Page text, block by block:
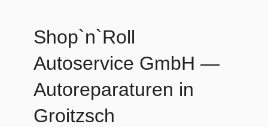
Shop`n`Roll
Autoservice GmbH —
Autoreparaturen in
Groitzsch